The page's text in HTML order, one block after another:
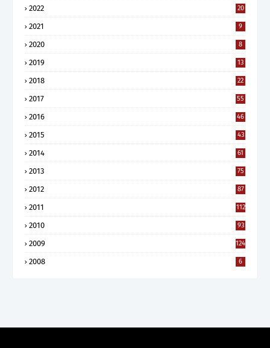
2022 20
2021 9
2020 8
2019 13
2018 22
2017 55
2016 46
2015 43
2014 61
2013 75
2012 87
2011 112
2010 93
2009 124
2008 6